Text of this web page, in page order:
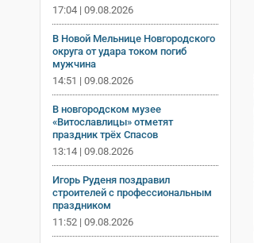
17:04 | 09.08.2026
В Новой Мельнице Новгородского
округа от удара током погиб
мужчина
14:51 | 09.08.2026
В новгородском музее
«Витославлицы» отметят
праздник трёх Спасов
13:14 | 09.08.2026
Игорь Руденя поздравил
строителей с профессиональным
праздником
11:52 | 09.08.2026